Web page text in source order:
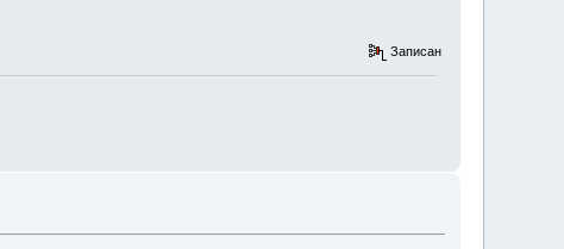
Записан